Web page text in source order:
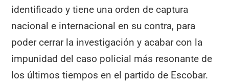
identificado y tiene una orden de captura
nacional e internacional en su contra, para
poder cerrar la investigación y acabar con la
impunidad del caso policial más resonante de
los últimos tiempos en el partido de Escobar.